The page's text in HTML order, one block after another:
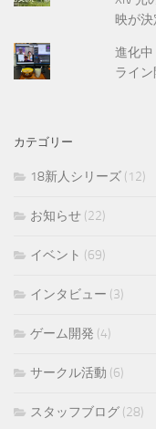
映が決
進化
ライン
カテゴリー
18新人シリーズ (12)
お知らせ (22)
イベント (69)
インタビュー (3)
ゲーム開発 (4)
サークル活動 (6)
スタッフブログ (28)